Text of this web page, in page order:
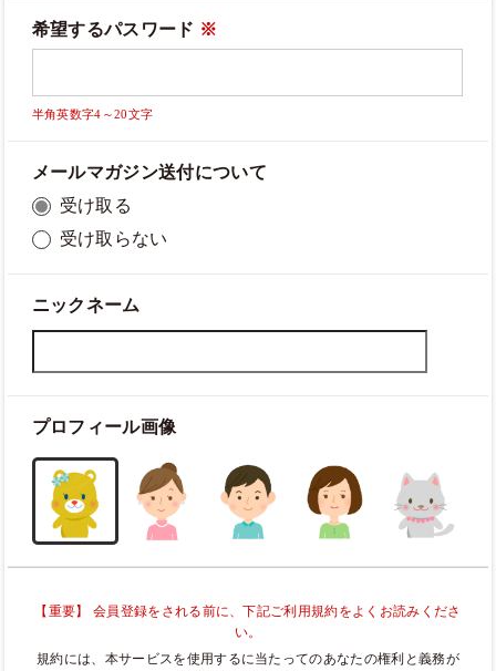
希望するパスワード ※
半角英数字4～20文字
メールマガジン送付について
受け取る
受け取らない
ニックネーム
プロフィール画像
【重要】 会員登録をされる前に、下記ご利用規約をよくお読みくださ
い。
規約には、本サービスを使用するに当たってのあなたの権利と義務が